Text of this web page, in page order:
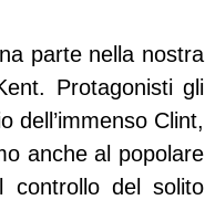
parte nella nostra
Protagonisti gli
dell’immenso Clint,
anche al popolare
controllo del solito